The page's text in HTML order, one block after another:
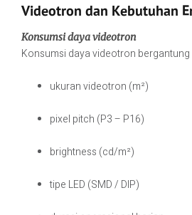
Videotron dan Kebutuhan
Konsumsi daya videotron
Konsumsi daya videotron
ukuran videotron (m²)
pixel pitch (P3 – P16)
brightness (cd/m²)
tipe LED (SMD / DIP)